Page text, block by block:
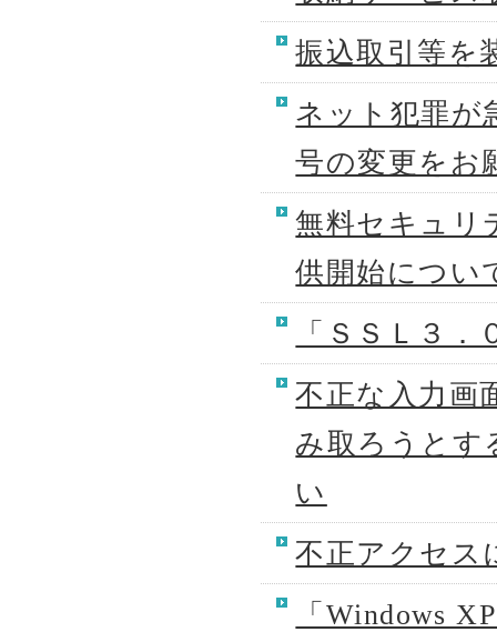
振込取引等を
ネット犯罪が
号の変更をお
無料セキュリ
供開始につい
「ＳＳＬ３
不正な入力画
み取ろうとす
い
不正アクセス
「Windows